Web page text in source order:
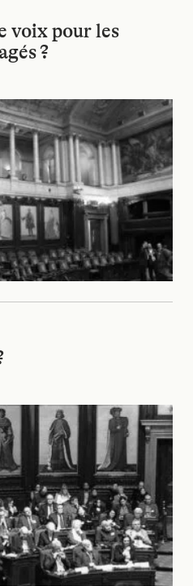
voix pour les
?